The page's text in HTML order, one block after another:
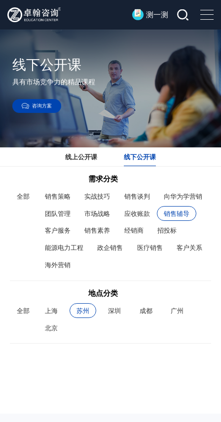
测一测
线下公开课
具有市场竞争力的精品课程
咨询方案
线上公开课 线下公开课
需求分类
全部 销售策略 实战技巧 销售谈判 向华为学营销
团队管理 市场战略 应收账款 销售辅导
客户服务 销售素养 经销商 招投标
能源电力工程 政企销售 医疗销售 客户关系
海外营销
地点分类
全部 上海 苏州 深圳 成都 广州
北京